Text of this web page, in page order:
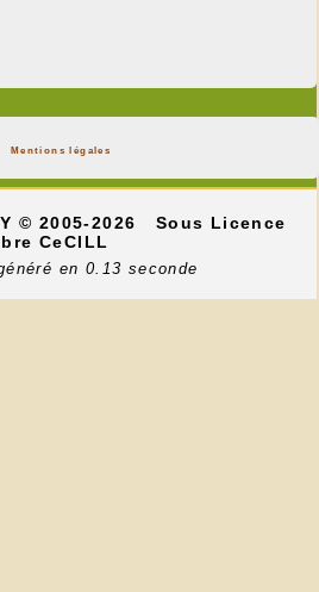
Mentions légales
© 2005-2026
Sous Licence
CeCILL
en 0.13 seconde